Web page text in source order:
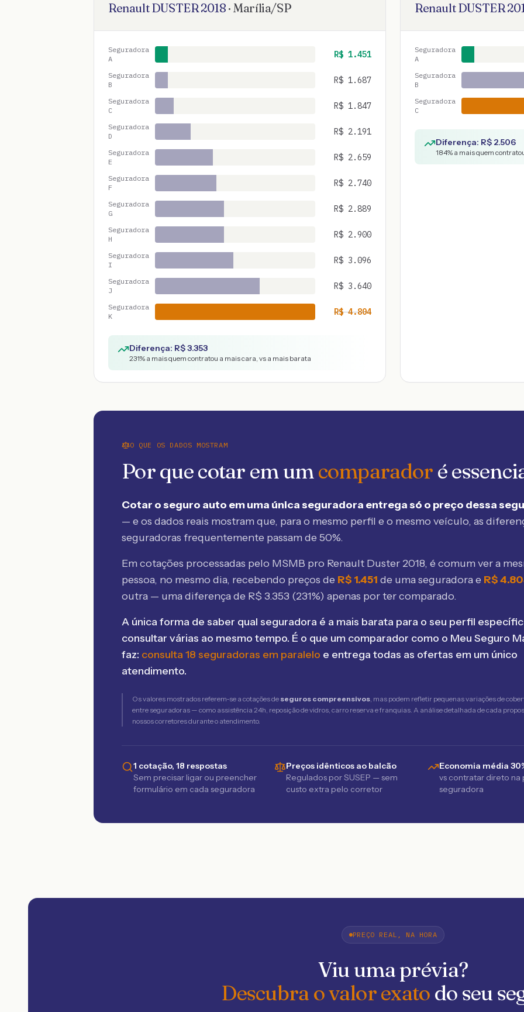
RenaultDUSTER2018 · Marília/SP
Seguradora
A
R$ 1.451
Seguradora
B
R$ 1.687
Seguradora
C
R$ 1.847
Seguradora
D
R$ 2.191
Seguradora
E
R$ 2.659
Seguradora
F
R$ 2.740
Seguradora
G
R$ 2.889
Seguradora
H
R$ 2.900
Seguradora
I
R$ 3.096
Seguradora
J
R$ 3.640
Seguradora
K
R$4.804
Diferença: R$3.353
231% a mais quem contratou a mais cara, vs a mais barata
RenaultDUSTER
Seguradora
A
Seguradora
B
Seguradora
C
Diferença: R$ 2.506
184% a mais quem
O QUE OS DADOS MOSTRAM
Por que cotar em umcomparador é
Cotar o seguro auto em uma única seguradora entrega só o preço dessa
— e os dados reais mostram que, para o mesmo perfil e o mesmo veículo, as
seguradoras frequentemente passam de 50%.
Em cotações processadas pelo MSMB pro Renault Duster 2018, é comum ver a
pessoa, no mesmo dia, recebendo preços de R$ 1.451 de uma seguradora e R$
outra — uma diferença de R$ 3.353 (231%) apenas por ter comparado.
A única forma de saber qual seguradora é a mais barata para o seu perfil
consultar várias ao mesmo tempo. É o que um comparador como o Meu Seguro
faz: consulta 18 seguradoras em paralelo e entrega todas as ofertas em um único
atendimento.
Os valores mostrados referem-se a cotações de seguros compreensivos, mas podem refletir pequenas variações de
entre seguradoras — como assistência 24h, reposição de vidros, carro reserva e franquias. A análise detalhada de cada
nossos corretores durante o atendimento.
1 cotação, 18 respostas
Sem precisar ligar ou preencher
formulário em cada seguradora
Preços idênticos ao balcão
Regulados por SUSEP — sem
custo extra pelo corretor
Economia média
vs contratar direto na
seguradora
PREÇO REAL, NA HORA
Viu uma prévia?
Descubra o valor exato do seu